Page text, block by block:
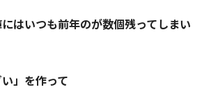
はいつも前年のが数個残ってしまい
」を作って